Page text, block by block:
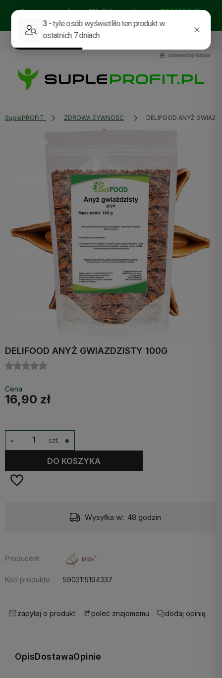
Darmowa wysyłka od 129zł!! Sprawdź nasze:PROMOCJE
BESTSELLERY
NOWOŚCI
535114318
SuplePROFIT ZDROWA ŻYWNOŚĆ DELIFOOD ANYŻ
DELIFOOD ANYŻ GWIAZDZISTY 100G
Cena:
16,90 zł
szt. +
-
DO KOSZYKA
Wysyłka w: 48 godzin
Producent:
Kod produktu: 5902115194337
zapytaj o produkt poleć znajomemu dodaj opinię
OpisDostawaOpinie